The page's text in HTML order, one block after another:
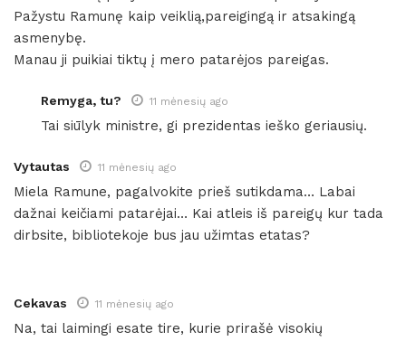
Pažystu Ramunę kaip veiklią,pareigingą ir atsakingą
asmenybę.
Manau ji puikiai tiktų į mero patarėjos pareigas.
Remyga, tu? 11 mėnesių ago
Tai siūlyk ministre, gi prezidentas ieško geriausių.
Vytautas 11 mėnesių ago
Miela Ramune, pagalvokite prieš sutikdama… Labai
dažnai keičiami patarėjai… Kai atleis iš pareigų kur tada
dirbsite, bibliotekoje bus jau užimtas etatas?
Cekavas 11 mėnesių ago
Na, tai laimingi esate tire, kurie prirašė visokių